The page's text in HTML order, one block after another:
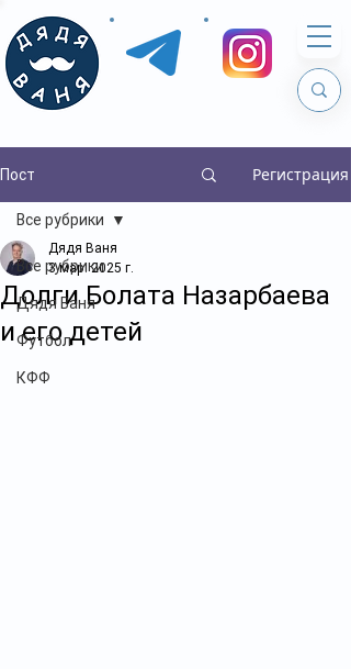
Пост Регистрация
Все рубрики
Дядя Ваня
Футбол
КФФ
Все рубрики
Долги Болата Назарбаева
и его детей
Дядя Ваня
3 мар. 2025 г.